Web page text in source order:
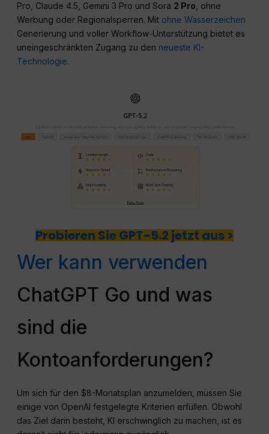
Pro, Claude 4.5, Gemini 3 Pro und Sora 2 Pro , ohne
Werbung oder Regionalsperren. Mit ohne Wasserzeichen
Generierung und voller Workflow-Unterstützung bietet es
uneingeschränkten Zugang zu den neueste KI-
Technologie.
Probieren Sie GPT-5.2 jetzt aus >
Wer kann verwenden
ChatGPT Go und was
sind die
Kontoanforderungen?
Um sich für den $8-Monatsplan anzumelden, müssen Sie
einige von OpenAI festgelegte Kriterien erfüllen. Obwohl
das Ziel darin besteht, KI erschwinglich zu machen, ist es